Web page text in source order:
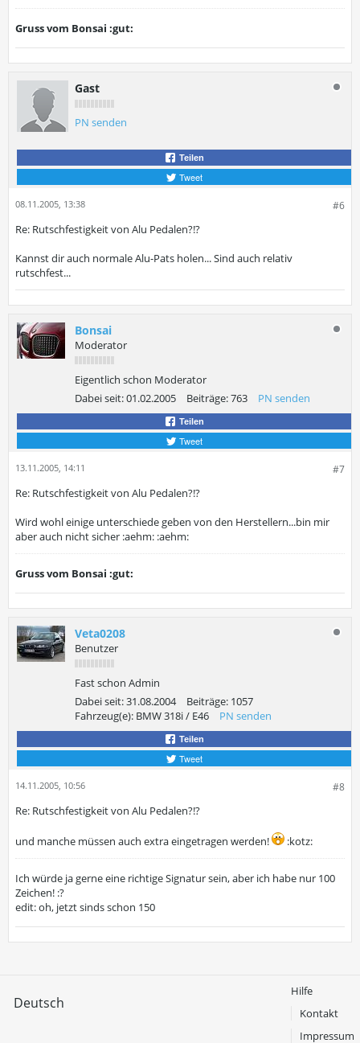
Gruss vom Bonsai :gut:
Gast
PN senden
Teilen
Tweet
#6
08.11.2005, 13:38
Re: Rutschfestigkeit von Alu Pedalen?!?
Kannst dir auch normale Alu-Pats holen... Sind auch relativ
rutschfest...
Bonsai
Moderator
Eigentlich schon Moderator
Dabei seit:01.02.2005 Beiträge:763 PN senden
Teilen
Tweet
#7
13.11.2005, 14:11
Re: Rutschfestigkeit von Alu Pedalen?!?
Wird wohl einige unterschiede geben von den Herstellern...bin mir
aber auch nicht sicher :aehm: :aehm:
Gruss vom Bonsai :gut:
Veta0208
Benutzer
Fast schon Admin
Dabei seit:31.08.2004 Beiträge: 1057
Fahrzeug(e): BMW 318i / E46 PN senden
Teilen
Tweet
#8
14.11.2005, 10:56
Re: Rutschfestigkeit von Alu Pedalen?!?
und manche müssen auch extra eingetragen werden! :kotz:
Ich würde ja gerne eine richtige Signatur sein, aber ich habe nur 100
Zeichen! :?
edit: oh, jetzt sinds schon 150
Deutsch
Hilfe
Kontakt
Impressum